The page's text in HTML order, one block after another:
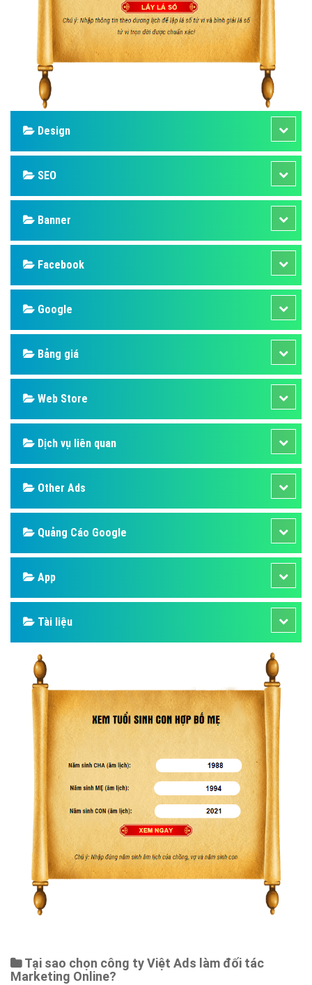
Design
SEO
Banner
Facebook
Google
Bảng giá
Web Store
Dịch vụ liên quan
Other Ads
Quảng Cáo Google
App
Tài liệu
Tại sao chọn công ty Việt Ads làm đối tác
Marketing Online?